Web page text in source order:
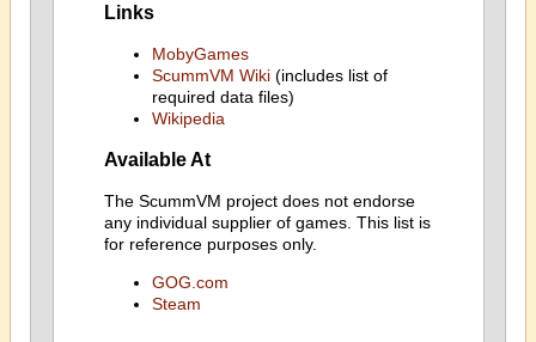
Links
MobyGames
ScummVM Wiki(includes list of
required data files)
Wikipedia
Available At
The ScummVM project does not endorse
any individual supplier of games. This list is
for reference purposes only.
GOG.com
Steam